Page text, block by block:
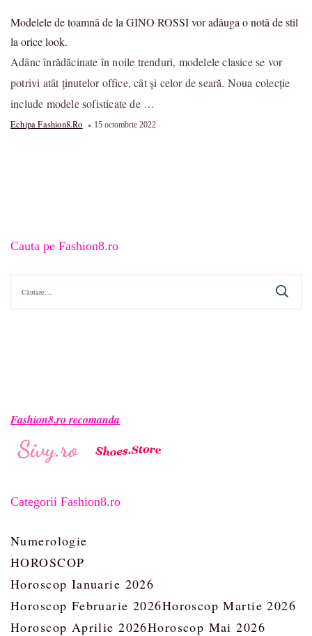
Modelele de toamnă de la GINO ROSSI vor adăuga o notă de stil
la orice look.
Adânc înrădăcinate în noile trenduri, modelele clasice se vor
potrivi atât ținutelor office, cât și celor de seară. Noua colecție
include modele sofisticate de …
Echipa Fashion8.ro 15 octombrie 2022
Cauta pe Fashion8.ro
Caută
după:
Fashion8.ro recomanda
Categorii Fashion8.ro
Numerologie
HOROSCOP
Horoscop Ianuarie 2026
Horoscop Februarie 2026Horoscop Martie 2026
Horoscop Aprilie 2026Horoscop Mai 2026